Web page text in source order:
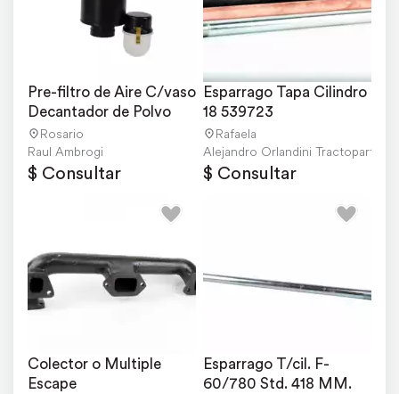
Pre-filtro de Aire C/vaso
Decantador de Polvo
Rosario
Raul Ambrogi
$ Consultar
Esparrago Tapa Cilindro
18 539723
Rafaela
Alejandro Orlandini Tractopartes
$ Consultar
Colector o Multiple
Escape
Esparrago T/cil. F-
60/780 Std. 418 MM.